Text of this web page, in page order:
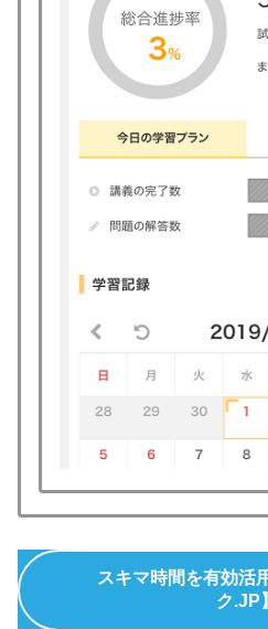
スキマ時間を有効活
ク.JP】